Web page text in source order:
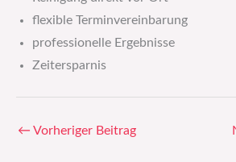
flexible Terminvereinbarung
professionelle Ergebnisse
Zeitersparnis
← Vorheriger Beitrag